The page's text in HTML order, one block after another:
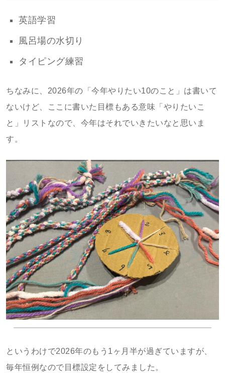
英語学習
風呂場の水切り
タイピング練習
ちなみに、2026年の「今年やりたい10のこと」は書いて
ないけど、ここに書いた目標もある意味「やりたいこ
と」リストなので、今年はそれでいきたいなと思いま
す。
というわけで2026年のもう1ヶ月半が過ぎていますが、
毎年恒例なので目標設定をしてみました。